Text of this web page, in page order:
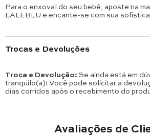
Para o enxoval do seu bebê, aposte na
LALEBLU e encante-se com sua
Trocas e Devoluções
Troca e Devolução: Se ainda está em
tranquilo(a)! Você pode solicitar a
dias corridos após o recebimento do
Avaliações de